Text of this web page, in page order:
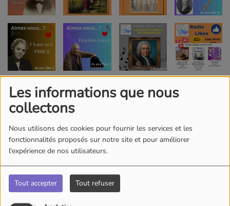
Les informations que nous
collectons
Nous utilisons des cookies pour fournir les services et les
fonctionnalités proposés sur notre site et pour améliorer
l'expérience de nos utilisateurs.
Tout accepter Tout refuser